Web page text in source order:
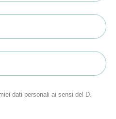
dati personali ai sensi del D.